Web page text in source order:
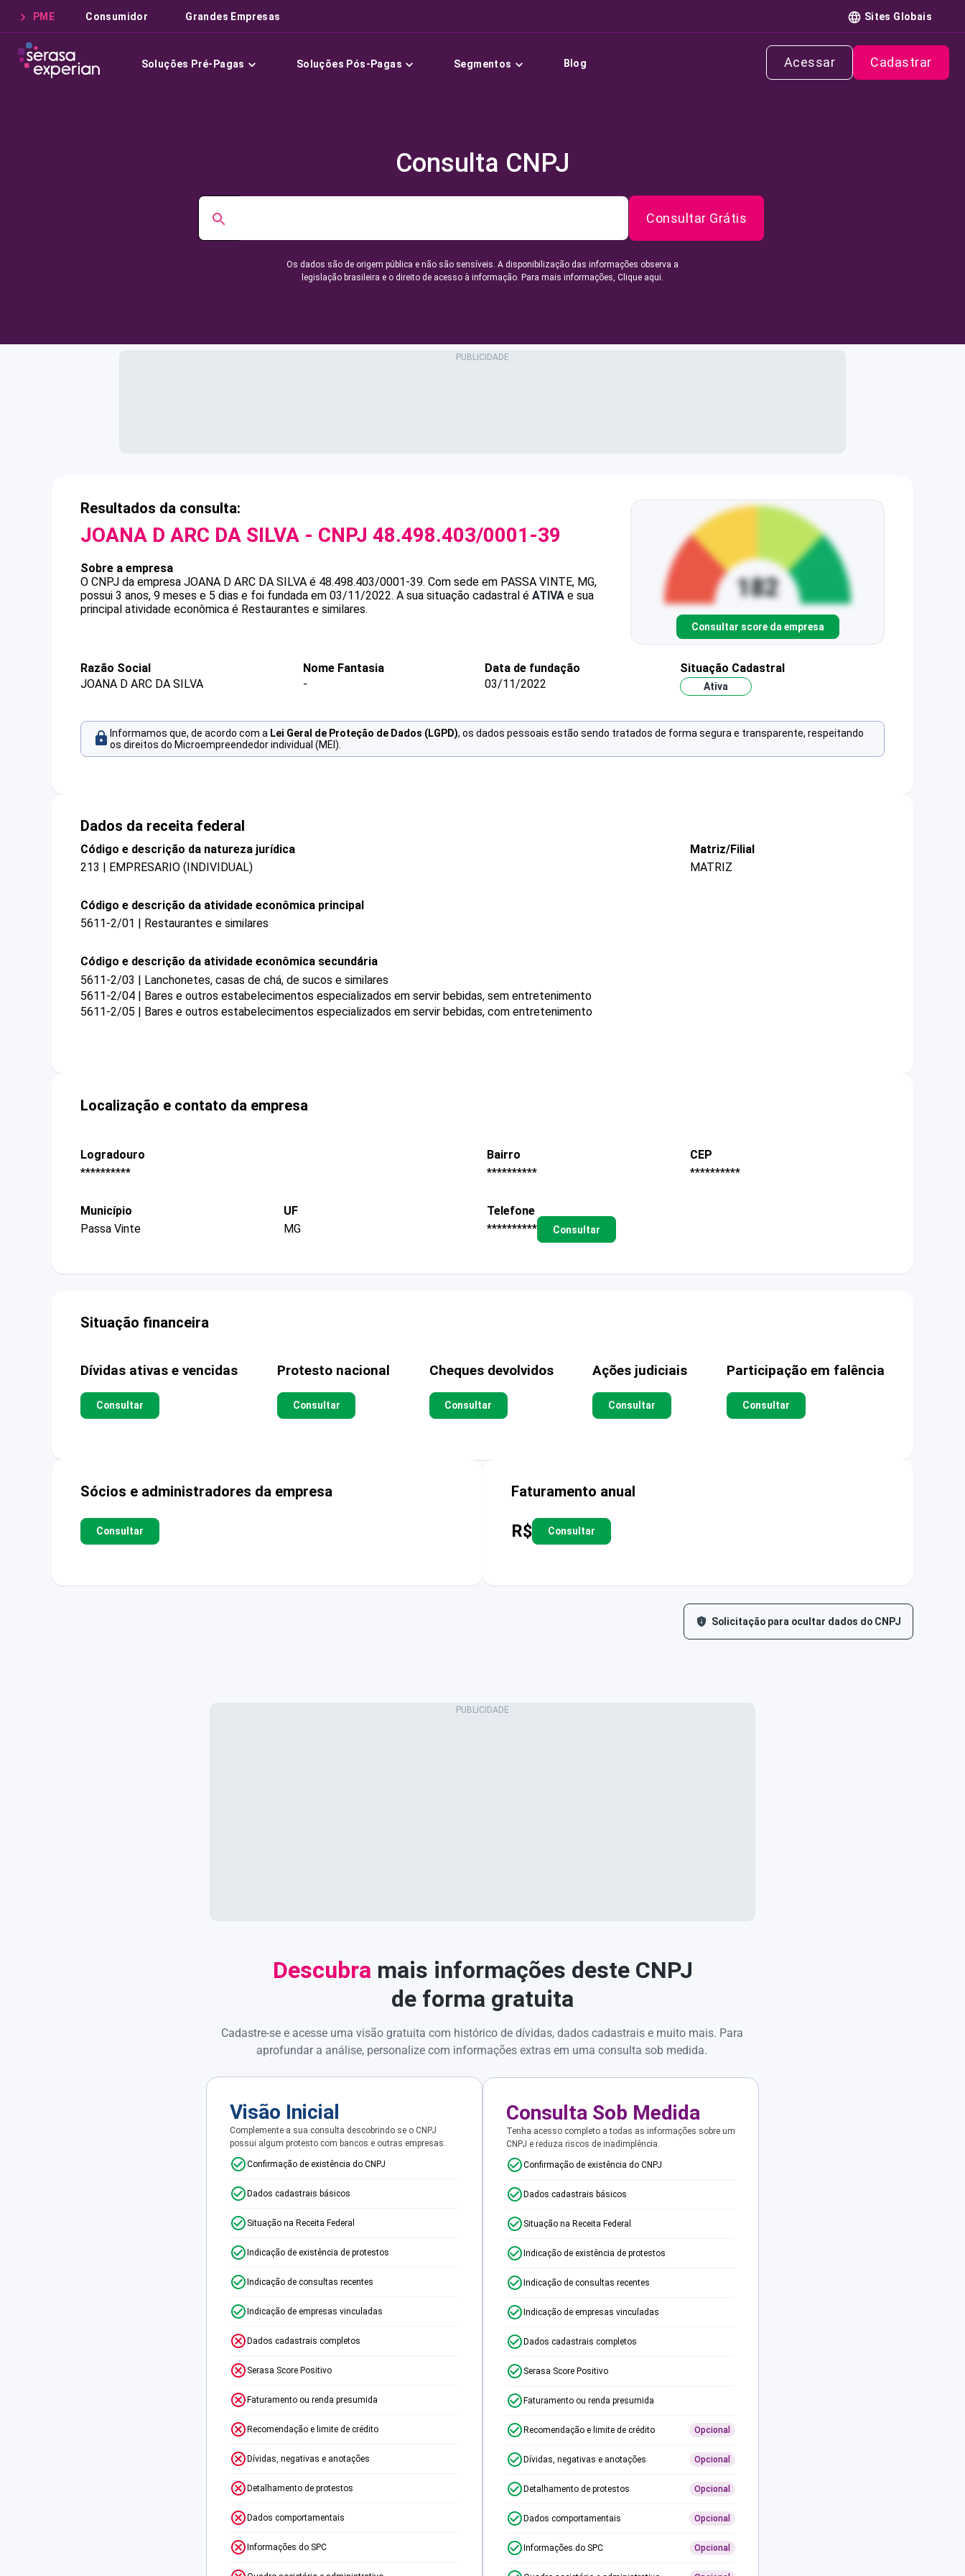
PME Consumidor Grandes Empresas Sites Globais
Soluções Pré-Pagas Soluções Pós-Pagas Segmentos Blog Acessar Cadastrar
Consulta CNPJ
Consultar Grátis
Os dados são de origem pública e não são sensíveis. A disponibilização das informações observa a
legislação brasileira e o direito de acesso à informação. Para mais informações, Clique aqui.
Resultados da consulta:
JOANA D ARC DA SILVA - CNPJ 48.498.403/0001-39
Sobre a empresa
O CNPJ da empresa JOANA D ARC DA SILVA é 48.498.403/0001-39. Com sede em PASSA VINTE, MG,
possui 3 anos, 9 meses e 5 dias e foi fundada em 03/11/2022. A sua situação cadastral é ATIVA e sua
principal atividade econômica é Restaurantes e similares.
Consultar score da empresa
Razão Social
JOANA D ARC DA SILVA
Nome Fantasia
-
Data de fundação
03/11/2022
Situação Cadastral
Ativa
Informamos que, de acordo com a Lei Geral de Proteção de Dados (LGPD), os dados pessoais estão sendo tratados de forma segura e transparente, respeitando
os direitos do Microempreendedor individual (MEI).
Dados da receita federal
Código e descrição da natureza jurídica
213 | EMPRESARIO (INDIVIDUAL)
Matriz/Filial
MATRIZ
Código e descrição da atividade econômica principal
5611-2/01 | Restaurantes e similares
Código e descrição da atividade econômica secundária
5611-2/03 | Lanchonetes, casas de chá, de sucos e similares
5611-2/04 | Bares e outros estabelecimentos especializados em servir bebidas, sem entretenimento
5611-2/05 | Bares e outros estabelecimentos especializados em servir bebidas, com entretenimento
Localização e contato da empresa
Logradouro
**********
Bairro
**********
CEP
**********
Município
Passa Vinte
UF
MG
Telefone
**********
Consultar
Situação financeira
Dívidas ativas e vencidas
Consultar
Protesto nacional
Consultar
Cheques devolvidos
Consultar
Ações judiciais
Consultar
Participação em falência
Consultar
Sócios e administradores da empresa
Consultar
Faturamento anual
R$ Consultar
Solicitação para ocultar dados do CNPJ
Descubra mais informações deste CNPJ
de forma gratuita
Cadastre-se e acesse uma visão gratuita com histórico de dívidas, dados cadastrais e muito mais. Para
aprofundar a análise, personalize com informações extras em uma consulta sob medida.
Visão Inicial
Complemente a sua consulta descobrindo se o CNPJ
possui algum protesto com bancos e outras empresas.
Confirmação de existência do CNPJ
Dados cadastrais básicos
Situação na Receita Federal
Indicação de existência de protestos
Indicação de consultas recentes
Indicação de empresas vinculadas
Dados cadastrais completos
Serasa Score Positivo
Faturamento ou renda presumida
Recomendação e limite de crédito
Dívidas, negativas e anotações
Detalhamento de protestos
Dados comportamentais
Informações do SPC
Consulta Sob Medida
Tenha acesso completo a todas as informações sobre um
CNPJ e reduza riscos de inadimplência.
Confirmação de existência do CNPJ
Dados cadastrais básicos
Situação na Receita Federal
Indicação de existência de protestos
Indicação de consultas recentes
Indicação de empresas vinculadas
Dados cadastrais completos
Serasa Score Positivo
Faturamento ou renda presumida
Recomendação e limite de crédito Opcional
Dívidas, negativas e anotações Opcional
Detalhamento de protestos Opcional
Dados comportamentais Opcional
Informações do SPC Opcional